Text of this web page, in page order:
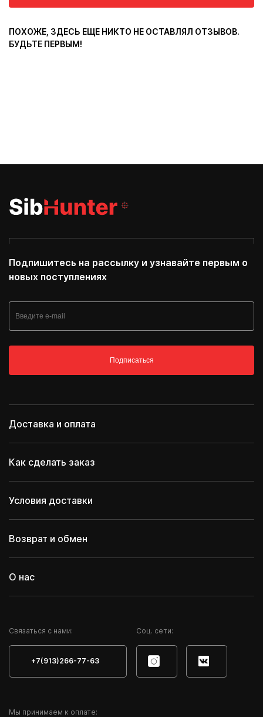
ПОХОЖЕ, ЗДЕСЬ ЕЩЕ НИКТО НЕ ОСТАВЛЯЛ ОТЗЫВОВ.
БУДЬТЕ ПЕРВЫМ!
Подпишитесь на рассылку и узнавайте первым о
новых поступлениях
Подписаться
Доставка и оплата
Как сделать заказ
Условия доставки
Возврат и обмен
О нас
Мы принимаем к оплате:
Cвязаться с нами:
+7(913)266-77-63
Соц. сети: